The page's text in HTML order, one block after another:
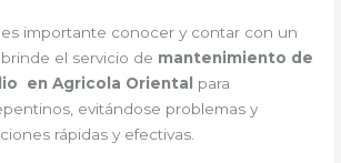
importante conocer y contar con un
el servicio de mantenimiento de
en Agricola Oriental para
evitándose problemas y
rápidas y efectivas.